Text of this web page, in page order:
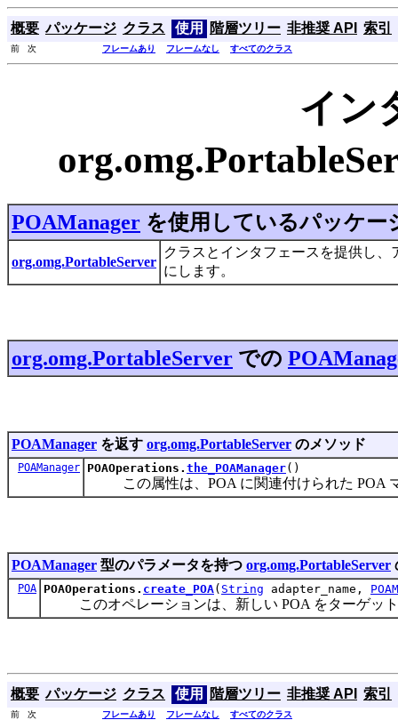
概要 パッケージ クラス 使用 階層ツリー 非推奨 API 索引
前 次 フレームあり フレームなし すべてのクラス
イン
POAManager を使用しているパッケー
org.omg.PortableServer
クラスとインタフェースを提供し
にします。
org.omg.PortableServer での
POAManager を返す org.omg.PortableServer のメソッド
POAManager POAOperations. the_POAManager()
この属性は、POA に関連付けられた POA
POAManager 型のパラメータを持つ org.omg.PortableServer
POA POAOperations. create_POA( String adapter_name,
このオペレーションは、新しい POA をターゲット
概要 パッケージ クラス 使用 階層ツリー 非推奨 API 索引
前 次 フレームあり フレームなし すべてのクラス